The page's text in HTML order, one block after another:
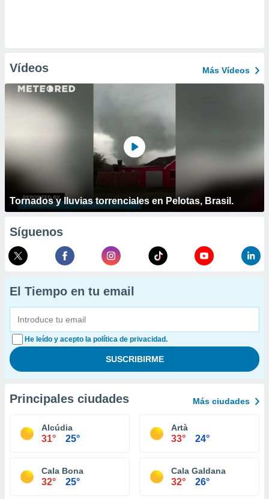
Vídeos Más Vídeos
Tornados y lluvias torrenciales en Pelotas, Brasil.
Síguenos
El Tiempo en tu email
He leído y acepto la política de privacidad.
Principales ciudades Más ciudades
Alcúdia
31° 25°
Artà
33° 24°
Cala Bona
32° 25°
Cala Galdana
32° 26°